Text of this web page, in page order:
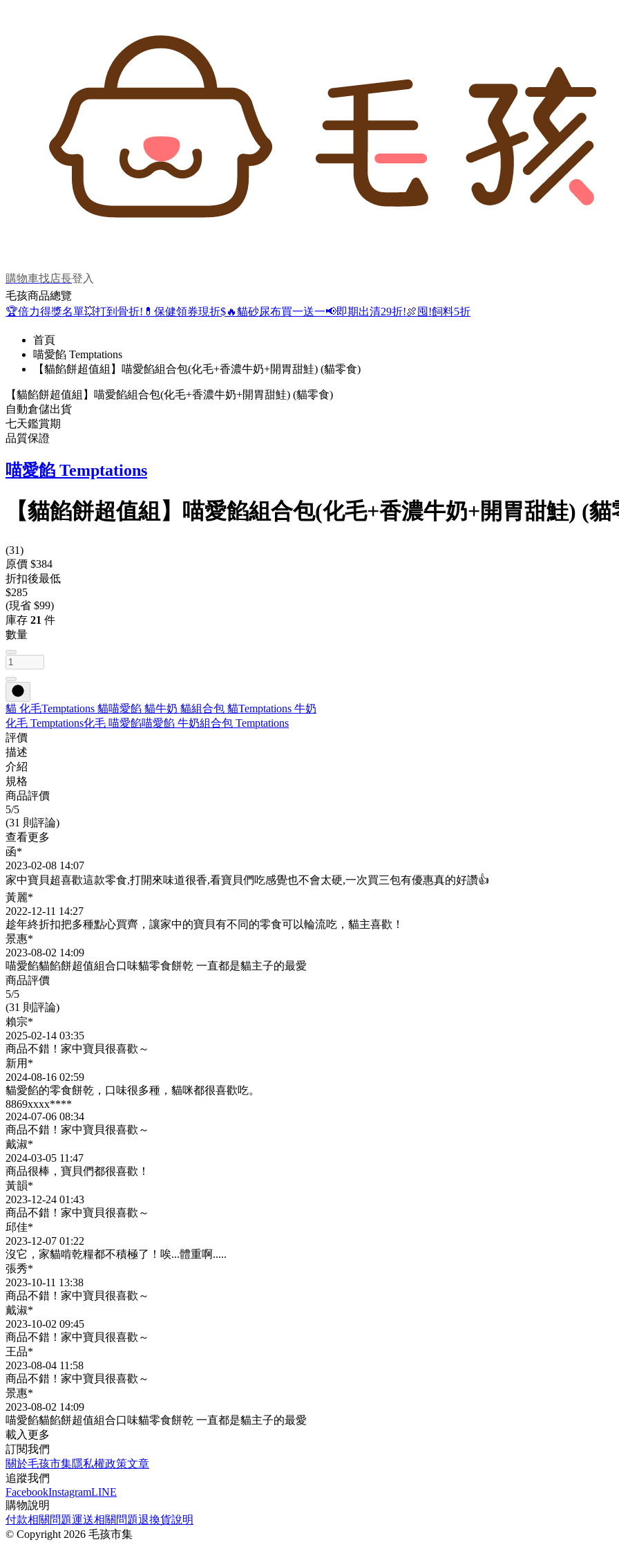
購物車找店長登入
毛孩商品總覽
🏆倍力得獎名單💥打到骨折! 💊保健領券現折$🔥貓砂尿布買一送一📢即期出清29折!🍖囤!飼料5折
首頁
喵愛餡 Temptations
【貓餡餅超值組】喵愛餡組合包(化毛+香濃牛奶+開胃甜鮭) (貓零食)
【貓餡餅超值組】喵愛餡組合包(化毛+香濃牛奶+開胃甜鮭) (貓零食)
自動倉儲出貨
七天鑑賞期
品質保證
喵愛餡 Temptations
【貓餡餅超值組】喵愛餡組合包(化毛+香濃牛奶+開胃甜鮭) (貓
(31)
原價 $384
折扣後最低
$285
(現省 $99)
庫存 21 件
數量
貓 化毛Temptations 貓喵愛餡 貓牛奶 貓組合包 貓Temptations 牛奶
化毛 Temptations化毛 喵愛餡喵愛餡 牛奶組合包 Temptations
評價
描述
介紹
規格
商品評價
5/5
(31 則評論)
查看更多
函*
2023-02-08 14:07
家中寶貝超喜歡這款零食,打開來味道很香,看寶貝們吃感覺也不會太硬,一次買三包有優惠真的好讚👍
黃麗*
2022-12-11 14:27
趁年終折扣把多種點心買齊，讓家中的寶貝有不同的零食可以輪流吃，貓主喜歡！
景惠*
2023-08-02 14:09
喵愛餡貓餡餅超值組合口味貓零食餅乾 一直都是貓主子的最愛
商品評價
5/5
(31 則評論)
賴宗*
2025-02-14 03:35
商品不錯！家中寶貝很喜歡～
新用*
2024-08-16 02:59
貓愛餡的零食餅乾，口味很多種，貓咪都很喜歡吃。
8869xxxx****
2024-07-06 08:34
商品不錯！家中寶貝很喜歡～
戴淑*
2024-03-05 11:47
商品很棒，寶貝們都很喜歡！
黃韻*
2023-12-24 01:43
商品不錯！家中寶貝很喜歡～
邱佳*
2023-12-07 01:22
沒它，家貓啃乾糧都不積極了！唉...體重啊.....
張秀*
2023-10-11 13:38
商品不錯！家中寶貝很喜歡～
戴淑*
2023-10-02 09:45
商品不錯！家中寶貝很喜歡～
王品*
2023-08-04 11:58
商品不錯！家中寶貝很喜歡～
景惠*
2023-08-02 14:09
喵愛餡貓餡餅超值組合口味貓零食餅乾 一直都是貓主子的最愛
載入更多
訂閱我們
關於毛孩市集隱私權政策文章
追蹤我們
FacebookInstagramLINE
購物說明
付款相關問題運送相關問題退換貨說明
© Copyright 2026 毛孩市集